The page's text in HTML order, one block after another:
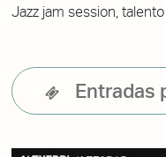
Jazz jam session, talento
Entradas